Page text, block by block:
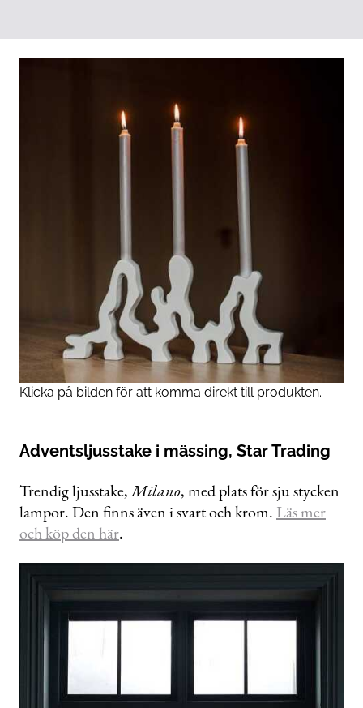
Klicka på bilden för att komma direkt till produkten.
Adventsljusstake i mässing, Star Trading
Trendig ljusstake,Milano, med plats för sju stycken
lampor. Den finns även i svart och krom. Läs mer
och köp den här.